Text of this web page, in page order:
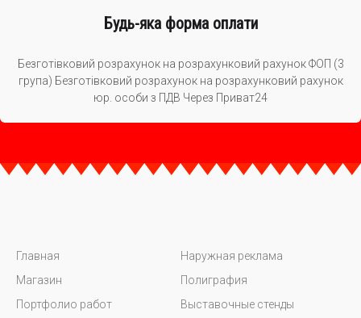
Будь-яка форма оплати
Безготівковий розрахунок на розрахунковий рахунок ФОП (3
група) Безготівковий розрахунок на розрахунковий рахунок
юр. особи з ПДВ Через Приват24
Главная
Магазин
Портфолио работ
Наружная реклама
Полиграфия
Выставочные стенды